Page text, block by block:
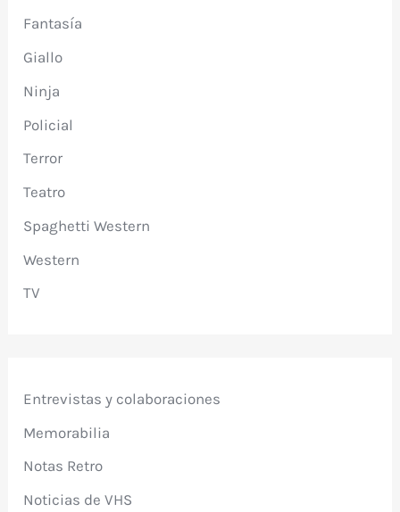
Fantasía
Giallo
Ninja
Policial
Terror
Teatro
Spaghetti Western
Western
TV
Entrevistas y colaboraciones
Memorabilia
Notas Retro
Noticias de VHS